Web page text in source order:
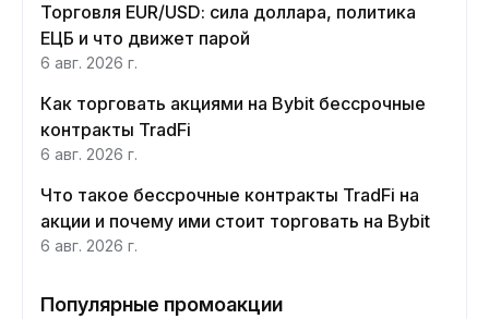
Торговля EUR/USD: сила доллара, политика
ЕЦБ и что движет парой
6 авг. 2026 г.
Как торговать акциями на Bybit бессрочные
контракты TradFi
6 авг. 2026 г.
Что такое бессрочные контракты TradFi на
акции и почему ими стоит торговать на Bybit
6 авг. 2026 г.
Популярные промоакции